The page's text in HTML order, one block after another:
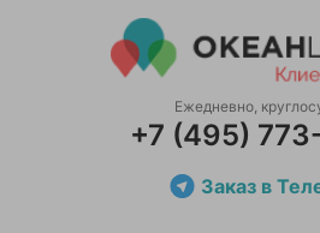
Ежедневно,
+7 (495)
Заказ в